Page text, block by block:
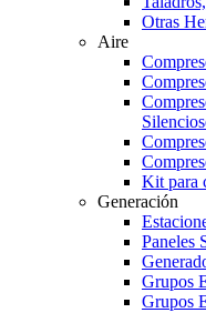
Otras
Aire
Kit para
Generación
Paneles
Grupos
Grupos